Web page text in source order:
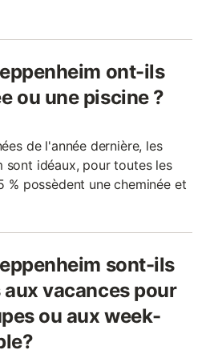
ont-ils
ou une piscine ?
de l'année dernière, les
sont idéaux, pour toutes les
% possèdent une cheminée et
sont-ils
vacances pour
ou aux week-